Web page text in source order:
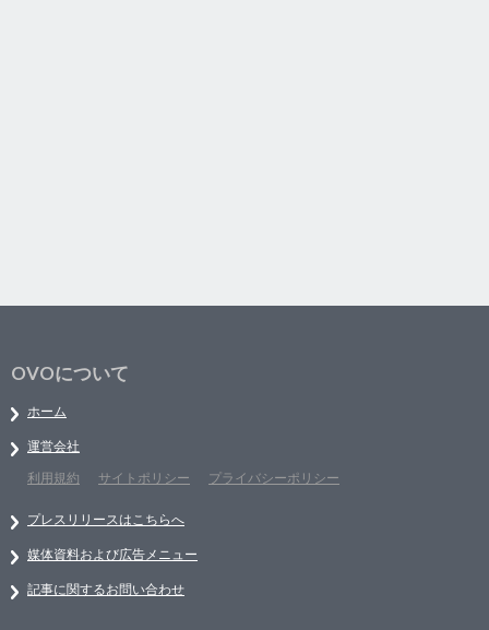
OVOについて
ホーム
運営会社
利用規約
サイトポリシー プライバシーポリシー
プレスリリースはこちらへ
媒体資料および広告メニュー
記事に関するお問い合わせ